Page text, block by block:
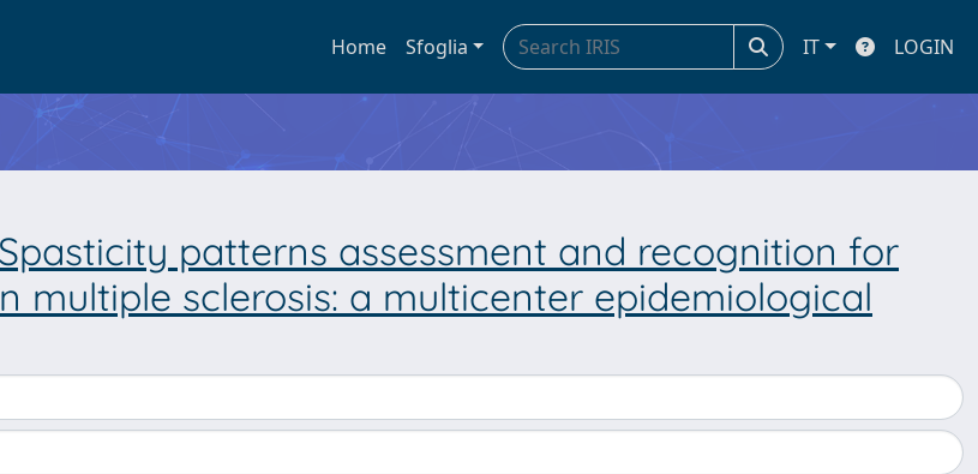
Home Sfoglia IT LOGIN
Spasticity patterns assessment and recognition for
multiple sclerosis: a multicenter epidemiological